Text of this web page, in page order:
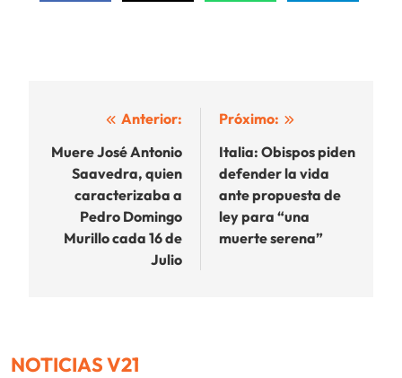
Navegación
de
entradas
Anterior:
Muere José Antonio
Saavedra, quien
caracterizaba a
Pedro Domingo
Murillo cada 16 de
Julio
Próximo:
Italia: Obispos piden
defender la vida
ante propuesta de
ley para “una
muerte serena”
NOTICIAS V21